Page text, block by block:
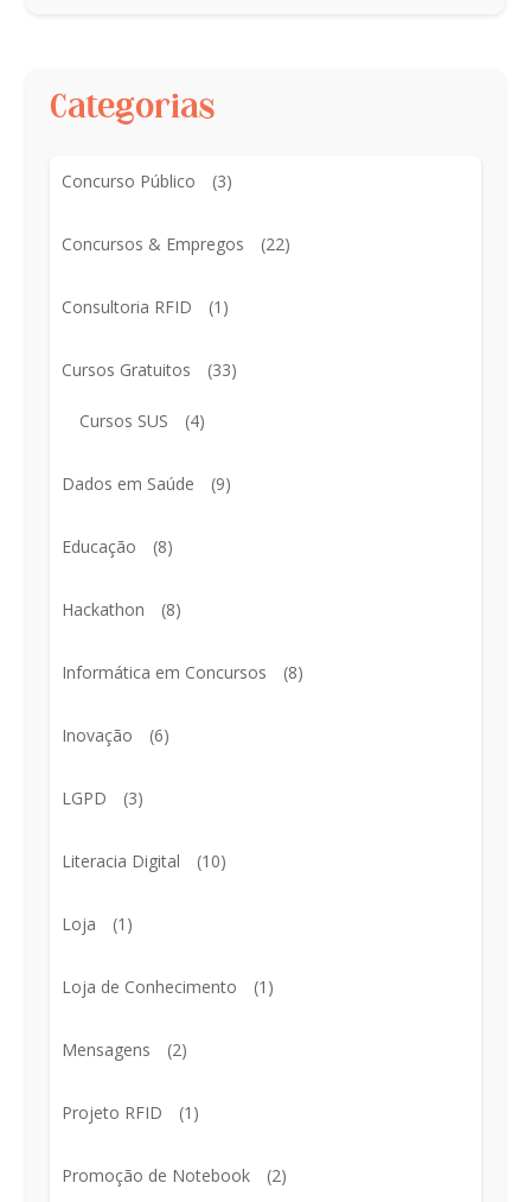
Categorias
Concurso Público (3)
Concursos & Empregos (22)
Consultoria RFID (1)
Cursos Gratuitos (33)
Cursos SUS (4)
Dados em Saúde (9)
Educação (8)
Hackathon (8)
Informática em Concursos (8)
Inovação (6)
LGPD (3)
Literacia Digital (10)
Loja (1)
Loja de Conhecimento (1)
Mensagens (2)
Projeto RFID (1)
Promoção de Notebook (2)